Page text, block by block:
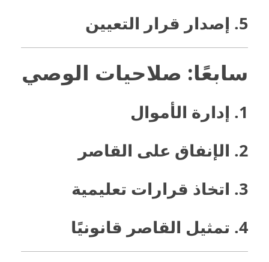
5. إصدار قرار التعيين
سابعًا: صلاحيات الوصي
1. إدارة الأموال
2. الإنفاق على القاصر
3. اتخاذ قرارات تعليمية
4. تمثيل القاصر قانونيًا